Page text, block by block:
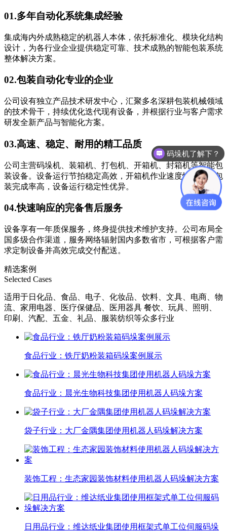
01.多年自动化系统集成经验
集成海内外成熟稳定的机器人本体，依托标准化、模块化结构
设计，为各行业企业提供稳定可靠、技术成熟的智能包装系统
整体解决方案。
02.包装自动化专业的企业
公司设有独立产品技术研发中心，汇聚多名深耕包装机械领域
的技术骨干，持续优化迭代现有设备，并根据行业与客户需求
研发全新产品与智能化方案。
03.高速、稳定、耐用的精工品质
公司主营码垛机、装箱机、打包机、开箱机、封箱机等智能包
装设备。设备运行节拍稳定高效，开箱机作业速度快、成品包
装完成率高，设备运行稳定性优异。
04.快速响应的完备售后服务
设备享有一年质保服务，终身提供技术维护支持。公司布局全
国多级合作渠道，服务网络辐射国内多数省市，可根据客户需
求定制设备并高效完成交付配送。
精选案例
Selected Cases
适用于日化品、食品、电子、化妆品、饮料、文具、电商、物
流、家用电器、医疗保健品、医用器具 餐饮、玩具、照明、
印刷、汽配、五金、礼品、服装纺织等众多行业
食品行业：铁厅奶粉装箱码垛案例展示
食品行业：晨光生物科技集团使用机器人码垛方案
袋子行业：大厂金隅集团使用机器人码垛解决方案
装饰工程：生态家园装饰材料使用机器人码垛解决方案
日用品行业：维达纸业集团使用框架式单工位伺服码垛
码垛机了解下？